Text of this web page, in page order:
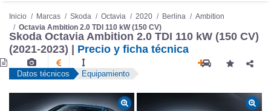
Skoda Octavia Ambition 2.0 TDI 110 kW (150 CV)
(2021-2023) |
Precio y ficha técnica